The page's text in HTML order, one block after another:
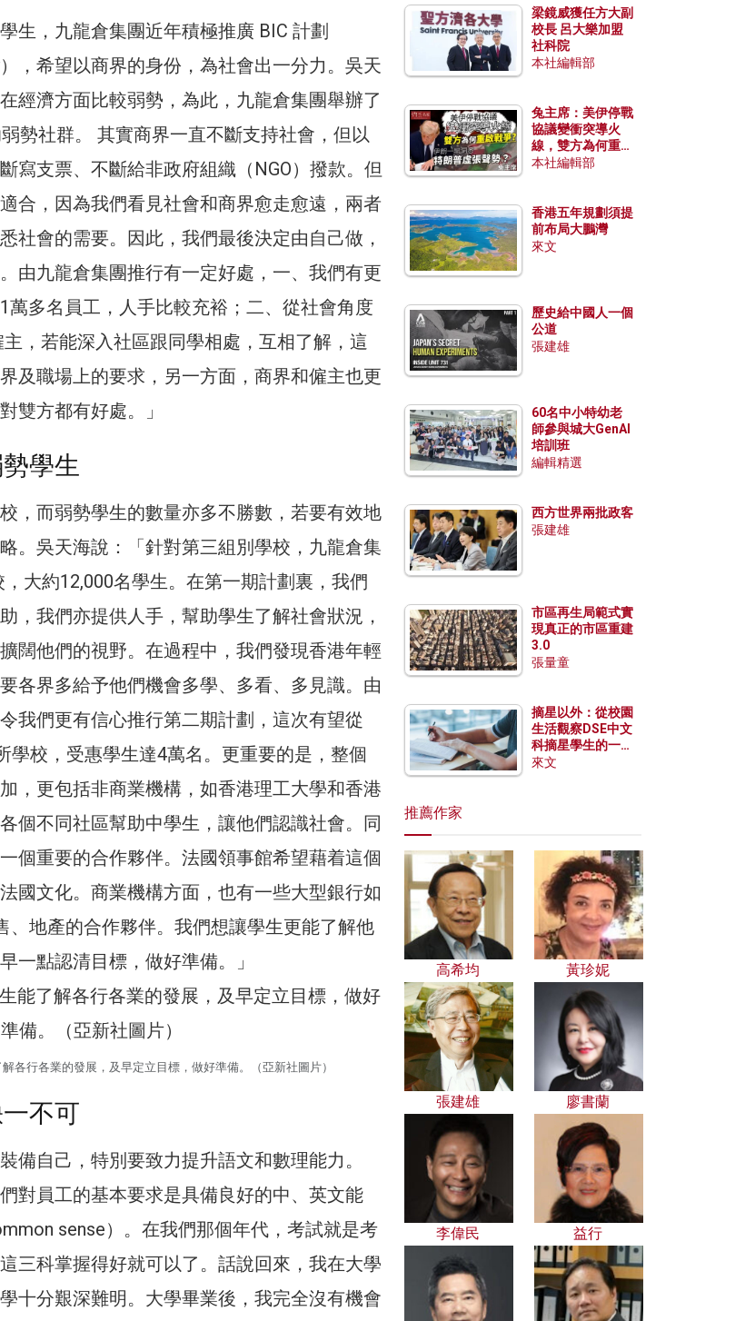
生，九龍倉集團近年積極推廣 BIC 計劃
，希望以商界的身份，為社會出一分力。吳天
經濟方面比較弱勢，為此，九龍倉集團舉辦了
勢社群。 其實商界一直不斷支持社會，但以
寫支票、不斷給非政府組織（NGO）撥款。但
合，因為我們看見社會和商界愈走愈遠，兩者
社會的需要。因此，我們最後決定由自己做，
由九龍倉集團推行有一定好處，一、我們有更
萬多名員工，人手比較充裕；二、從社會角度
，若能深入社區跟同學相處，互相了解，這
及職場上的要求，另一方面，商界和僱主也更
雙方都有好處。」
學生
，而弱勢學生的數量亦多不勝數，若要有效地
。吳天海說：「針對第三組別學校，九龍倉集
大約12,000名學生。在第一期計劃裏，我們
，我們亦提供人手，幫助學生了解社會狀況，
闊他們的視野。在過程中，我們發現香港年輕
各界多給予他們機會多學、多看、多見識。由
我們更有信心推行第二期計劃，這次有望從
學校，受惠學生達4萬名。更重要的是，整個
，更包括非商業機構，如香港理工大學和香港
個不同社區幫助中學生，讓他們認識社會。同
個重要的合作夥伴。法國領事館希望藉着這個
國文化。商業機構方面，也有一些大型銀行如
、地產的合作夥伴。我們想讓學生更能了解他
一點認清目標，做好準備。」
各行各業的發展，及早定立目標，做好準備。（亞新社圖片）
不可
備自己，特別要致力提升語文和數理能力。
對員工的基本要求是具備良好的中、英文能
sense）。在我們那個年代，考試就是考
三科掌握得好就可以了。話說回來，我在大學
十分艱深難明。大學畢業後，我完全沒有機會
梁鏡威獲任方大副
校長 呂大樂加盟
社科院
本社編輯部
兔主席：美伊停戰
協議變衝突導火
線，雙方為何重啟
戰爭？伊朗一早洞
本社編輯部
香港五年規劃須提
前布局大鵬灣
來文
歷史給中國人一個
公道
張建雄
60名中小特幼老
師參與城大GenAI
培訓班
編輯精選
西方世界兩批政客
張建雄
市區再生局範式實
現真正的市區重建
3.0
張量童
摘星以外：從校園
生活觀察DSE中文
科摘星學生的一點
特質
來文
推薦作家
高希均 黃珍妮
張建雄 廖書蘭
李偉民 益行